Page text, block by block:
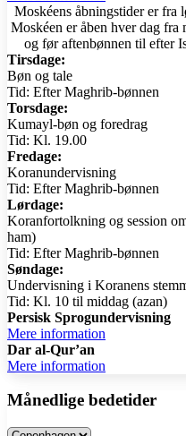
Moskéens åbningstider er fra
Moskéen er åben hver dag fra
og før aftenbønnen til efter
Tirsdage:
Bøn og tale
Tid: Efter Maghrib-bønnen
Torsdage:
Kumayl-bøn og foredrag
Tid: Kl. 19.00
Fredage:
Koranundervisning
Tid: Efter Maghrib-bønnen
Lørdage:
Koranfortolkning og session
ham)
Tid: Efter Maghrib-bønnen
Søndage:
Undervisning i Koranens
Tid: Kl. 10 til middag (azan)
Persisk Sprogundervisning
Mere information
Dar al-Qur’an
Mere information
Månedlige bedetider